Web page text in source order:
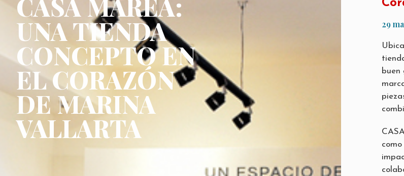
CASA MAREA:
UNA TIENDA
CONCEPTO EN
EL CORAZÓN
DE MARINA
VALLARTA
29
buen